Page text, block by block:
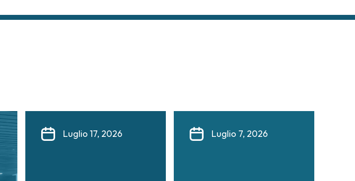
Luglio 17, 2026 Luglio 7, 2026